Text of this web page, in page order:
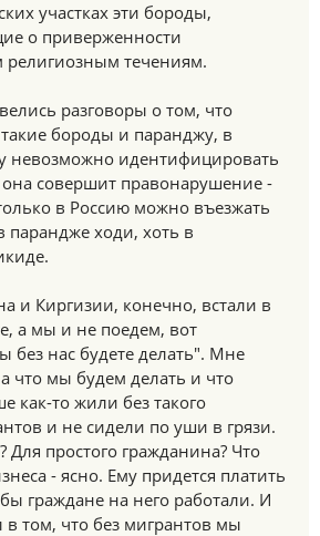
участках эти бороды,
о приверженности
течениям.
разговоры о том, что
бороды и паранджу, в
невозможно идентифицировать
совершит правонарушение -
в Россию можно въезжать
парандже ходи, хоть в
и Киргизии, конечно, встали в
а мы и не поедем, вот
без нас будете делать". Мне
что мы будем делать и что
как-то жили без такого
и не сидели по уши в грязи.
Для простого гражданина? Что
- ясно. Ему придется платить
граждане на него работали. И
в том, что без мигрантов мы